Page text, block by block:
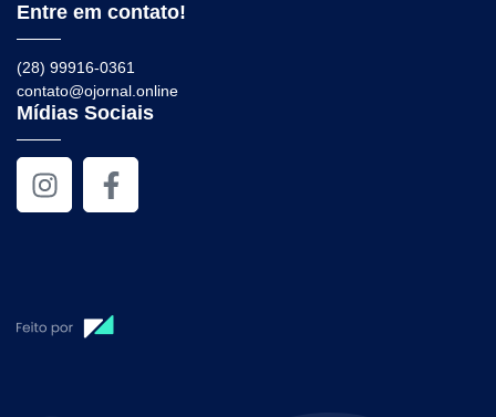
Entre em contato!
(28) 99916-0361
contato@ojornal.online
Mídias Sociais